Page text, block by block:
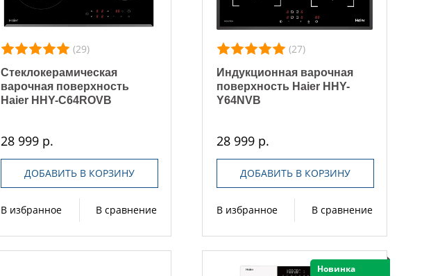
(29)
Стеклокерамическая
варочная поверхность
Haier HHY-C64ROVB
28 999 р.
ДОБАВИТЬ В КОРЗИНУ
В избранное В сравнение
(27)
Индукционная варочная
поверхность Haier HHY-
Y64NVB
28 999 р.
ДОБАВИТЬ В КОРЗИНУ
В избранное В сравнение
Новинка